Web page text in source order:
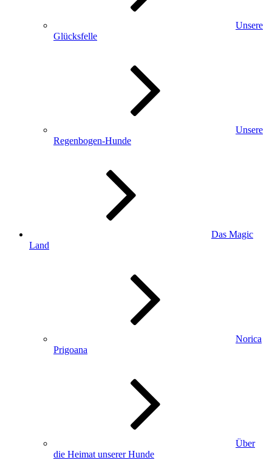
Unsere
Glücksfelle
Unsere
Regenbogen-Hunde
Das Magic
Land
Norica
Prigoana
Über
die Heimat unserer Hunde